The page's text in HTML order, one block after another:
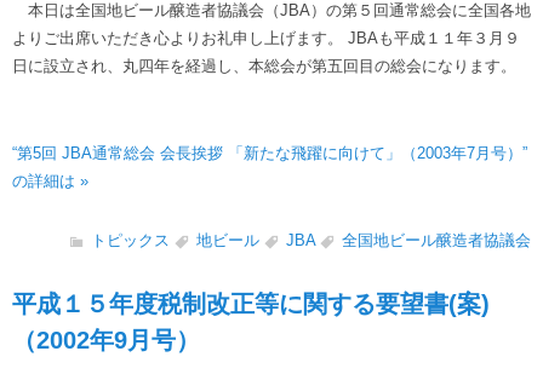
本日は全国地ビール醸造者協議会（JBA）の第５回通常総会に全国各地
よりご出席いただき心よりお礼申し上げます。 JBAも平成１１年３月９
日に設立され、丸四年を経過し、本総会が第五回目の総会になります。
“第5回 JBA通常総会 会長挨拶 「新たな飛躍に向けて」（2003年7月号）”
の詳細は »
トピックス 地ビール JBA 全国地ビール醸造者協議会
平成１５年度税制改正等に関する要望書(案)
（2002年9月号）